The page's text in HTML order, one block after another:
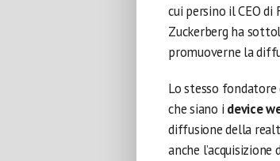
cui persino il CEO
Zuckerberg ha
promuoverne la
Lo stesso fondatore
che siano i device
diffusione della
anche